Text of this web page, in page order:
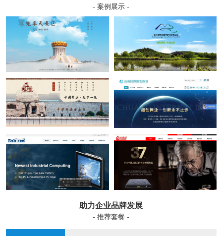
- 案例展示 -
助力企业品牌发展
- 推荐套餐 -